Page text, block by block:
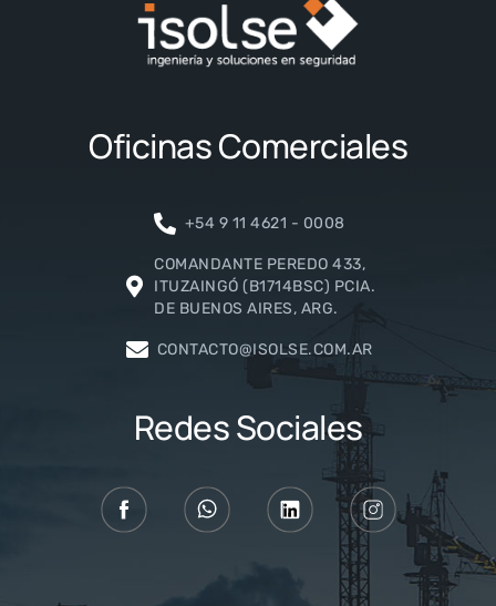
Oficinas Comerciales
+54 9 11 4621 - 0008
COMANDANTE PEREDO 433,
ITUZAINGÓ (B1714BSC) PCIA.
DE BUENOS AIRES, ARG.
CONTACTO@ISOLSE.COM.AR
Redes Sociales